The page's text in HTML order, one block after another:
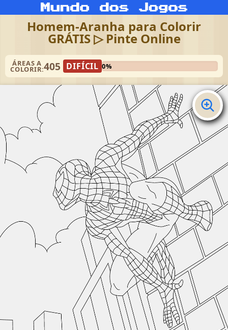
Homem-Aranha para Colorir
GRÁTIS ▷ Pinte Online
ÁREAS A
COLORIR:405 DIFÍCIL 0%